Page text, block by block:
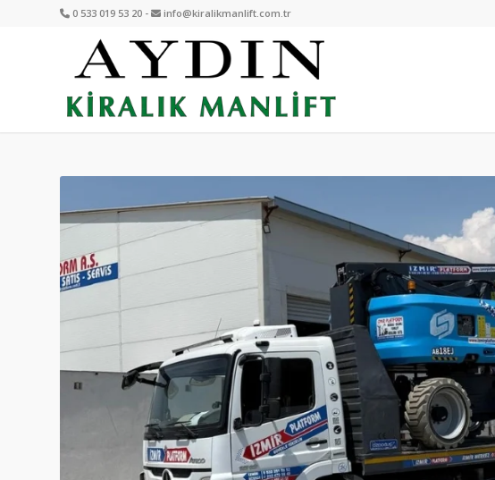
0 533 019 53 20 - info@kiralikmanlift.com.tr